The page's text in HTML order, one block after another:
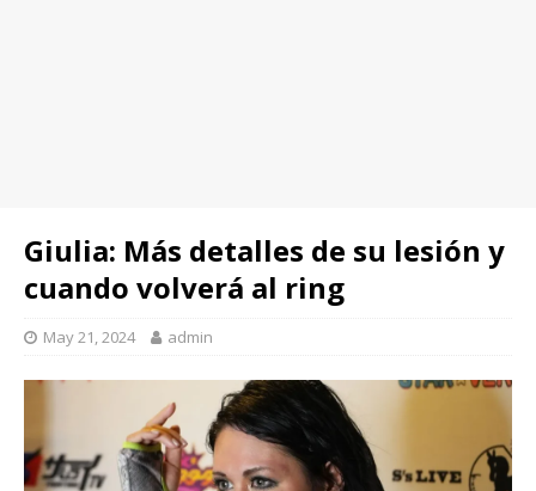
Giulia: Más detalles de su lesión y
cuando volverá al ring
May 21, 2024 admin